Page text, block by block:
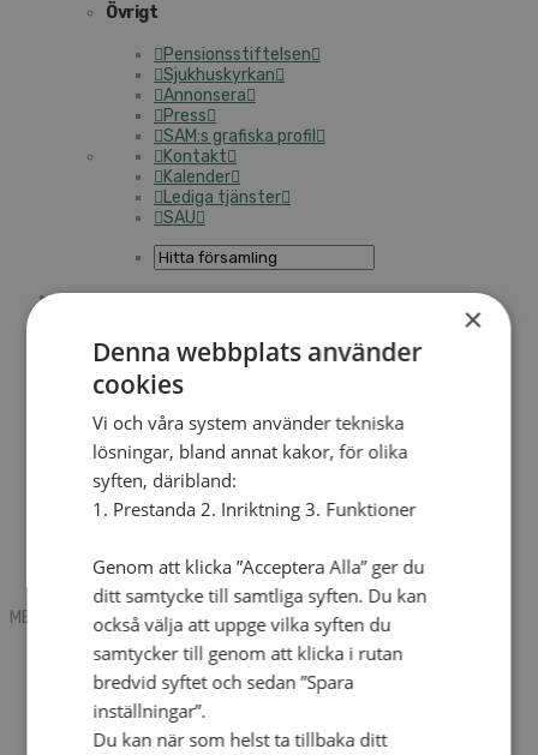
Övrigt
Pensionsstiftelsen
Sjukhuskyrkan
Annonsera
Press
SAM:s grafiska profil
Kontakt
Kalender
Lediga tjänster
SAU
Mobile box
Kontakt
Tidning
Annonsera
Hitta församling
Press
SAU
Lediga tjänster
Sommargårdar
MENU
MENU
Search mobile
English
Hej! Vad söker du?
Kontakt
Kalender
×
Denna webbplats använder
cookies
Vi och våra system använder tekniska
lösningar, bland annat kakor, för olika
syften, däribland:
1. Prestanda 2. Inriktning 3. Funktioner
Genom att klicka ”Acceptera Alla” ger du
ditt samtycke till samtliga syften. Du kan
också välja att uppge vilka syften du
samtycker till genom att klicka i rutan
bredvid syftet och sedan ”Spara
inställningar”.
Du kan när som helst ta tillbaka ditt